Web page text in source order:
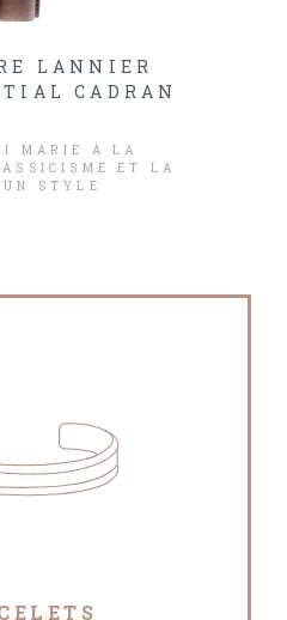
LANNIER
CADRAN
MARIE À LA
ET LA
STYLE